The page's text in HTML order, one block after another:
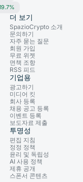
더 보기
SpazioCrypto 소개
문의하기
자주 묻는 질문
회원 가입
무료 위젯
면책 조항
RSS 피드
기업용
광고하기
미디어 킷
회사 등록
채용 공고 등록
이벤트 등록
보도자료 제출
투명성
편집 지침
정정 정책
윤리 및 독립성
AI 사용 정책
제휴 공개
스폰서 콘텐츠